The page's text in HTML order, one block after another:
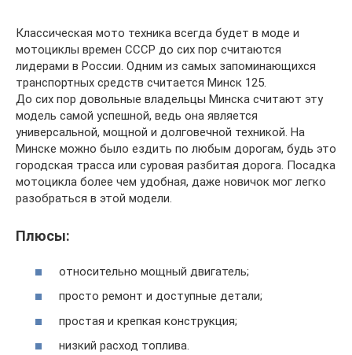
Классическая мото техника всегда будет в моде и
мотоциклы времен СССР до сих пор считаются
лидерами в России. Одним из самых запоминающихся
транспортных средств считается Минск 125.
До сих пор довольные владельцы Минска считают эту
модель самой успешной, ведь она является
универсальной, мощной и долговечной техникой. На
Минске можно было ездить по любым дорогам, будь это
городская трасса или суровая разбитая дорога. Посадка
мотоцикла более чем удобная, даже новичок мог легко
разобраться в этой модели.
Плюсы:
относительно мощный двигатель;
просто ремонт и доступные детали;
простая и крепкая конструкция;
низкий расход топлива.